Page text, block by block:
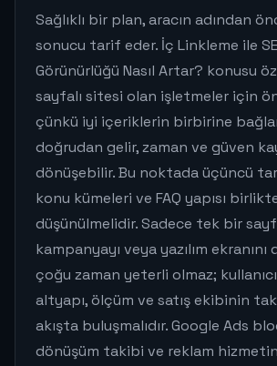
Sağlıklı bir plan, aracın adından
sonucu tarif eder. İç Linkleme ile
Görünürlüğü Nasıl Artar? konusu
sayfalı sitesi olan işletmeler için
çünkü iyi içeriklerin birbirine
doğrudan gelir, zaman ve güven
dönüşebilir. Bu noktada üçüncü
konu kümeleri ve FAQ yapısı
düşünülmelidir. Sadece tek bir
kampanyayı veya yazılım
çoğu zaman yeterli olmaz;
altyapı, ölçüm ve satış ekibinin
akışta buluşmalıdır. Google Ads
dönüşüm takibi ve reklam